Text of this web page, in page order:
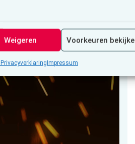
Weigeren Voorkeuren
PrivacyverklaringImpressum